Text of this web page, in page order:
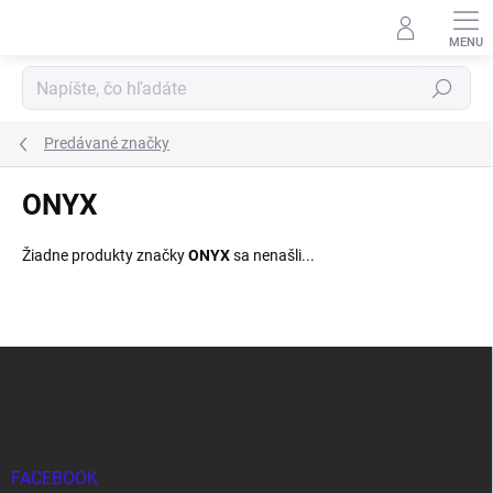
Hľadať
Predávané značky
ONYX
Žiadne produkty značkyONYXsa nenašli...
FACEBOOK